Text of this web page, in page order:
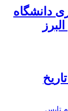
دانشگاه